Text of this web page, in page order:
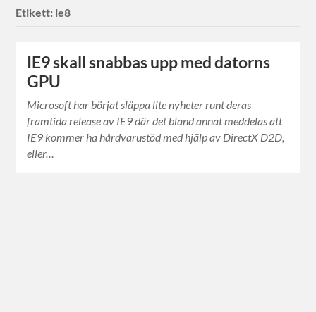
Etikett: ie8
IE9 skall snabbas upp med datorns
GPU
Microsoft har börjat släppa lite nyheter runt deras
framtida release av IE9 där det bland annat meddelas att
IE9 kommer ha hårdvarustöd med hjälp av DirectX D2D,
eller…